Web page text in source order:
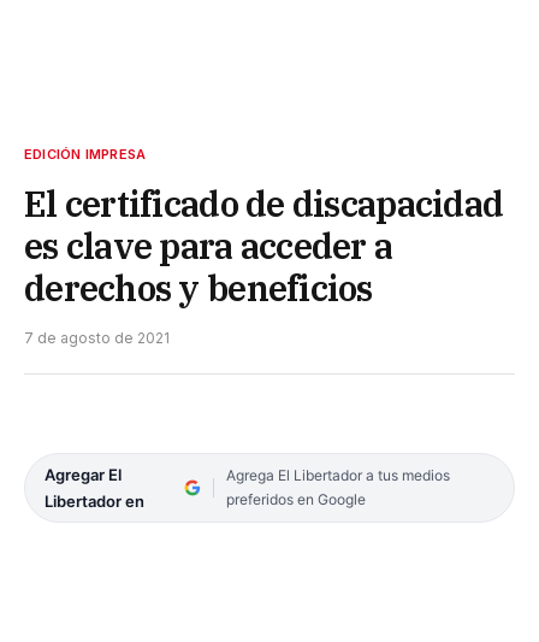
EDICIÓN IMPRESA
El certificado de discapacidad
es clave para acceder a
derechos y beneficios
7 de agosto de 2021
Agregar El
Libertador en
Agrega El Libertador a tus medios
preferidos en Google